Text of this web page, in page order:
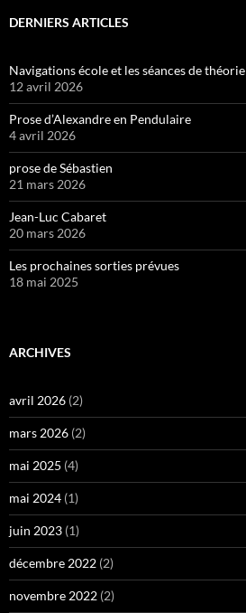
DERNIERS ARTICLES
Navigations école et les séances de théorie
12 avril 2026
Prose d’Alexandre en Pendulaire
4 avril 2026
prose de Sébastien
21 mars 2026
Jean-Luc Cabaret
20 mars 2026
Les prochaines sorties prévues
18 mai 2025
ARCHIVES
avril 2026 (2)
mars 2026 (2)
mai 2025 (4)
mai 2024 (1)
juin 2023 (1)
décembre 2022 (2)
novembre 2022 (2)